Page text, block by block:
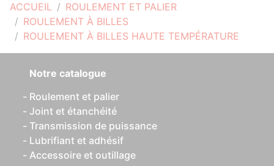
ACCUEIL
ROULEMENT ET PALIER
ROULEMENT À BILLES
ROULEMENT À BILLES HAUTE TEMPÉRATURE
Notre catalogue
Roulement et palier
Joint et étanchéité
Transmission de puissance
Lubrifiant et adhésif
Accessoire et outillage